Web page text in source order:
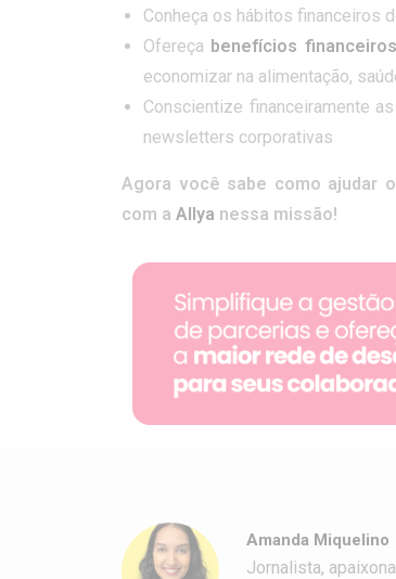
Conheça os hábitos financeiros
Ofereça benefícios financeiros
economizar na alimentação,
Conscientize financeiramente
newsletters corporativas
Agora você sabe como ajudar
com a Allya nessa missão!
Amanda Miquelino
Jornalista,